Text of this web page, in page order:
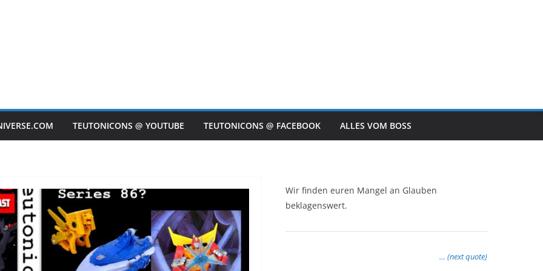
TEUTONICONS @ YOUTUBE TEUTONICONS @ FACEBOOK ALLES VOM BOSS
Wir finden euren Mangel an Glauben
beklagenswert.
… (next quote)